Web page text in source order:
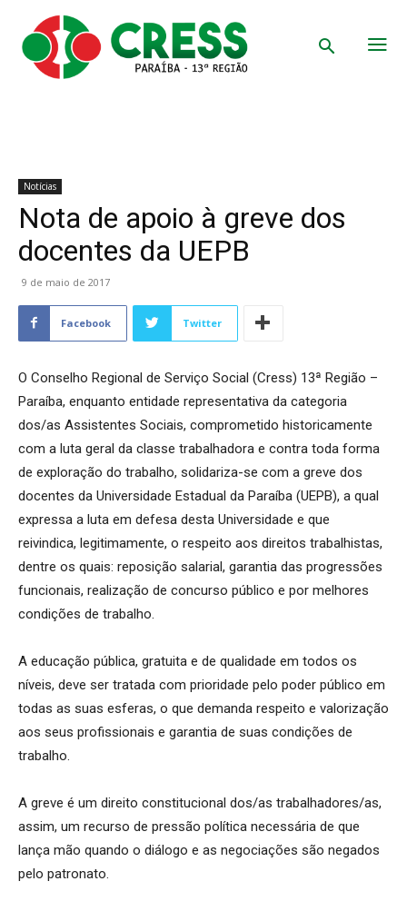
Notícias
Nota de apoio à greve dos
docentes da UEPB
9 de maio de 2017
Facebook Twitter
O Conselho Regional de Serviço Social (Cress) 13ª Região –
Paraíba, enquanto entidade representativa da categoria
dos/as Assistentes Sociais, comprometido historicamente
com a luta geral da classe trabalhadora e contra toda forma
de exploração do trabalho, solidariza-se com a greve dos
docentes da Universidade Estadual da Paraíba (UEPB), a qual
expressa a luta em defesa desta Universidade e que
reivindica, legitimamente, o respeito aos direitos trabalhistas,
dentre os quais: reposição salarial, garantia das progressões
funcionais, realização de concurso público e por melhores
condições de trabalho.
A educação pública, gratuita e de qualidade em todos os
níveis, deve ser tratada com prioridade pelo poder público em
todas as suas esferas, o que demanda respeito e valorização
aos seus profissionais e garantia de suas condições de
trabalho.
A greve é um direito constitucional dos/as trabalhadores/as,
assim, um recurso de pressão política necessária de que
lança mão quando o diálogo e as negociações são negados
pelo patronato.